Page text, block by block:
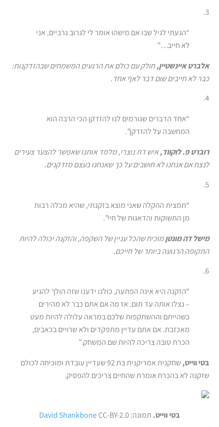
3.
“הגעתי לגיל שבו אם מישהו אומר לי לגרוב גרביים, אני
לא חייב…”
אלברט איינשטיין,חולק עם כולם את הרגעים המשמחים שבהזדקנות:
כבר לא חייבים שום דבר לאף אחד.
4.
“אחד הדברים שגורמים לנו להזדקן הכי הרבה הוא
המחשבה על להזדקן”.
רוברט פ. לוקווד,איש דת נוצרי, מלמד אותנו שאפשר להצער צעירים
לנצח אם אנחנו לא חושבים על כך שאנחנו בעצם מזדקנים.
5.
“תמצית ההקלה שאני מוצא בזקנתי, שהיא מכלה רבות
מן התשוקות והדאגות של חיי”.
מישל דה מונטןמוכיח שהכל עניין של השקפה, והזקנה יכולה להיות
התקופה הרגועה ביותר של חייכם.
6.
“הזקנה היא אינה הפתעה, כולנו ידענו שזה הולך להגיע
– נצלו אותה עד תום. אז מה אם אתם כבר לא מהירים
כשהייתם וההשתקפות שלכם במראה עלולה להיות מעט
מאכזבת. אם אתם עדיין מתפקדים ולא שרויים בכאבים,
הכרת טובה צריכה להיות שם המשחק.”
בטי ווייט,
שחקנית אמריקנית בת 92 שעדיין עובדת ומוכיחה לכולם
שזקנה לא בהכרח אומרת שהחיים צריכים להפסיק.
בטי ווייט.תמונה: David ShankboneCC-BY-2.0